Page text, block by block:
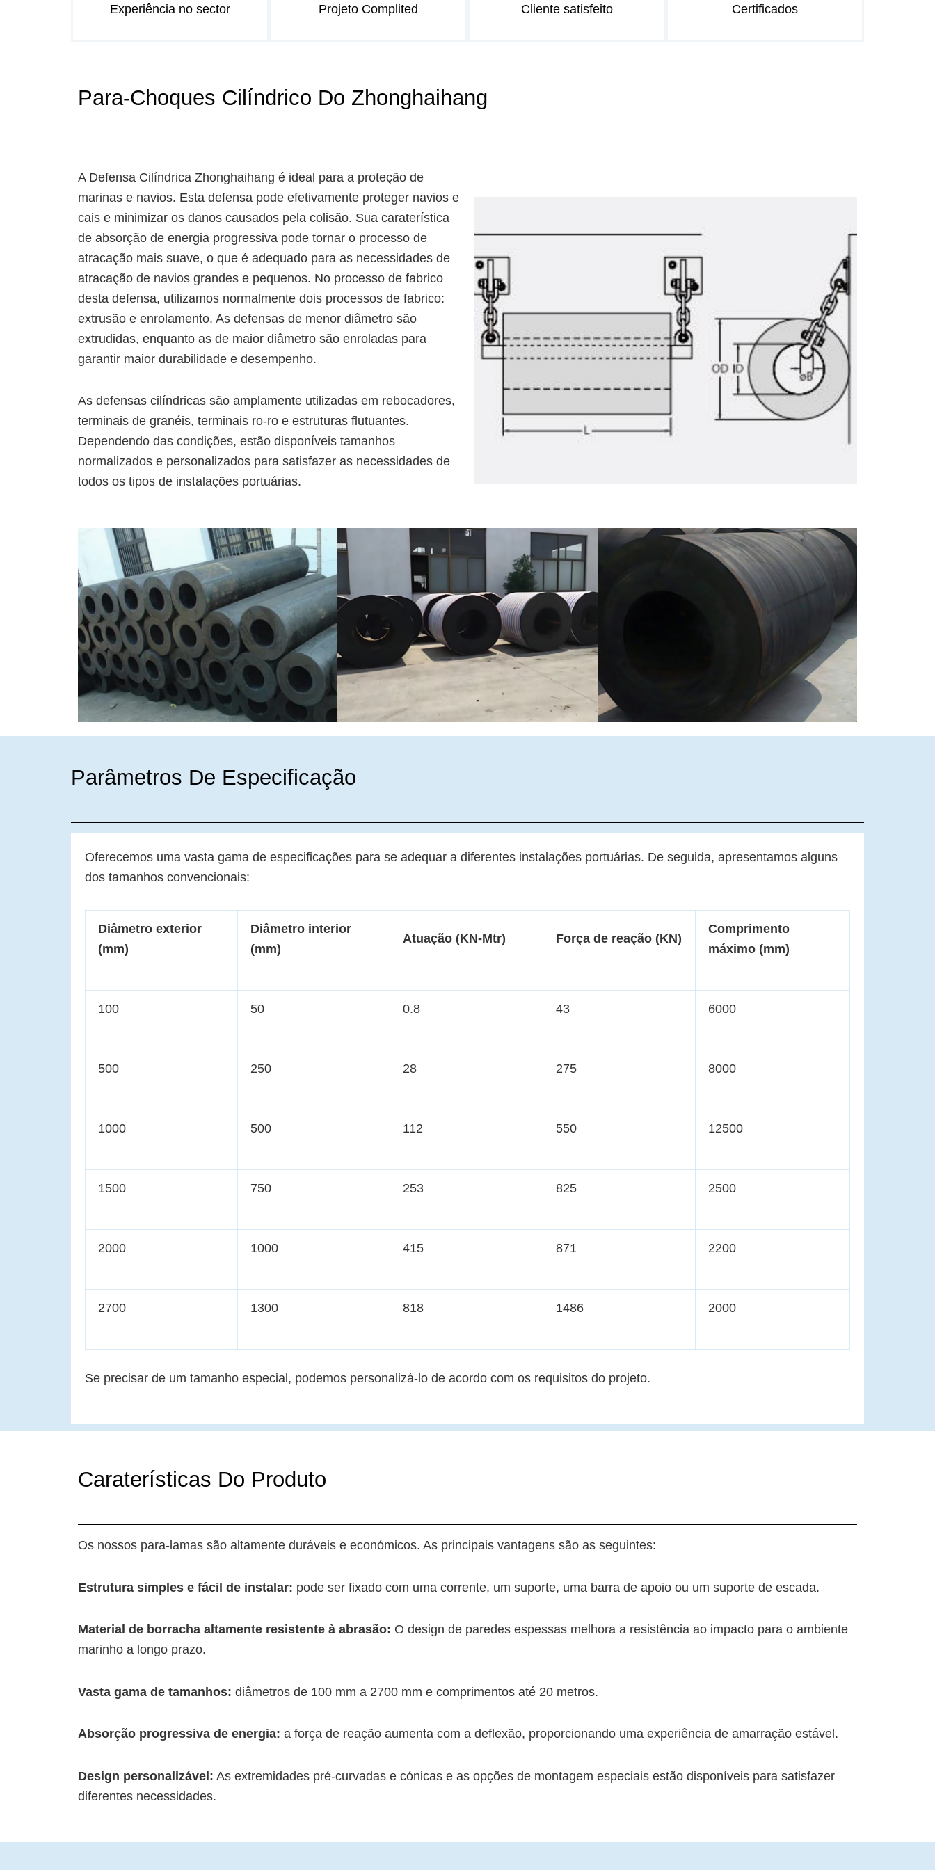
Experiência no sector Projeto Complited Cliente satisfeito Certificados
Para-Choques Cilíndrico Do Zhonghaihang
A Defensa Cilíndrica Zhonghaihang é ideal para a proteção de
marinas e navios. Esta defensa pode efetivamente proteger navios e
cais e minimizar os danos causados pela colisão. Sua caraterística
de absorção de energia progressiva pode tornar o processo de
atracação mais suave, o que é adequado para as necessidades de
atracação de navios grandes e pequenos. No processo de fabrico
desta defensa, utilizamos normalmente dois processos de fabrico:
extrusão e enrolamento. As defensas de menor diâmetro são
extrudidas, enquanto as de maior diâmetro são enroladas para
garantir maior durabilidade e desempenho.
As defensas cilíndricas são amplamente utilizadas em rebocadores,
terminais de granéis, terminais ro-ro e estruturas flutuantes.
Dependendo das condições, estão disponíveis tamanhos
normalizados e personalizados para satisfazer as necessidades de
todos os tipos de instalações portuárias.
Parâmetros De Especificação
Oferecemos uma vasta gama de especificações para se adequar a diferentes instalações portuárias. De seguida, apresentamos alguns
dos tamanhos convencionais:
Diâmetro exterior
(mm)
Diâmetro interior
(mm)
Atuação (KN-Mtr) Força de reação (KN)
Comprimento
máximo (mm)
100 50 0.8 43 6000
500 250 28 275 8000
1000 500 112 550 12500
1500 750 253 825 2500
2000 1000 415 871 2200
2700 1300 818 1486 2000
Se precisar de um tamanho especial, podemos personalizá-lo de acordo com os requisitos do projeto.
Caraterísticas Do Produto
Os nossos para-lamas são altamente duráveis e económicos. As principais vantagens são as seguintes:
Estrutura simples e fácil de instalar: pode ser fixado com uma corrente, um suporte, uma barra de apoio ou um suporte de escada.
Material de borracha altamente resistente à abrasão: O design de paredes espessas melhora a resistência ao impacto para o ambiente
marinho a longo prazo.
Vasta gama de tamanhos: diâmetros de 100 mm a 2700 mm e comprimentos até 20 metros.
Absorção progressiva de energia: a força de reação aumenta com a deflexão, proporcionando uma experiência de amarração estável.
Design personalizável: As extremidades pré-curvadas e cónicas e as opções de montagem especiais estão disponíveis para satisfazer
diferentes necessidades.